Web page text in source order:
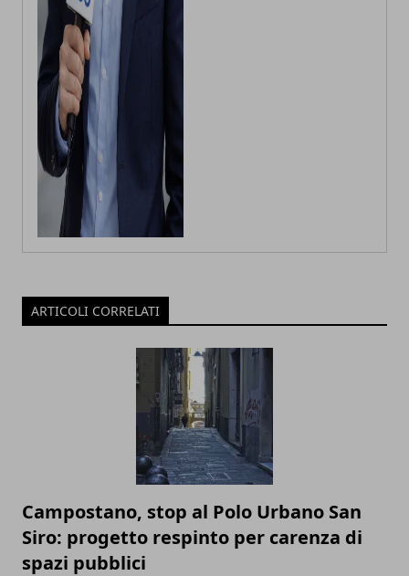
ARTICOLI CORRELATI
Campostano, stop al Polo Urbano San
Siro: progetto respinto per carenza di
spazi pubblici